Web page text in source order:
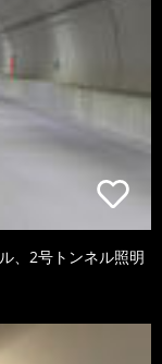
、2号トンネル照明